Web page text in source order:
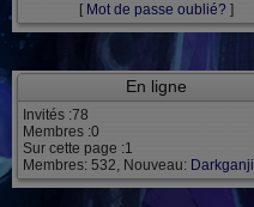
[ Mot de passe oublié? ]
En ligne
Invités :78
Membres :0
Sur cette page :1
Membres: 532, Nouveau: Darkganji